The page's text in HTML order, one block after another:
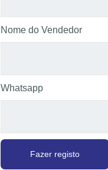
Nome do Vendedor
Whatsapp
Fazer registo